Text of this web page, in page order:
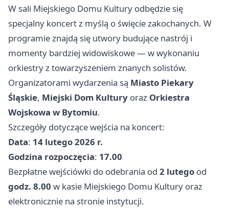
W sali Miejskiego Domu Kultury odbędzie się
specjalny koncert z myślą o święcie zakochanych. W
programie znajdą się utwory budujące nastrój i
momenty bardziej widowiskowe — w wykonaniu
orkiestry z towarzyszeniem znanych solistów.
Organizatorami wydarzenia są Miasto Piekary
Śląskie, Miejski Dom Kultury oraz Orkiestra
Wojskowa w Bytomiu.
Szczegóły dotyczące wejścia na koncert:
Data: 14 lutego 2026 r.
Godzina rozpoczęcia: 17.00
Bezpłatne wejściówki do odebrania od 2 lutego od
godz. 8.00 w kasie Miejskiego Domu Kultury oraz
elektronicznie na stronie instytucji.